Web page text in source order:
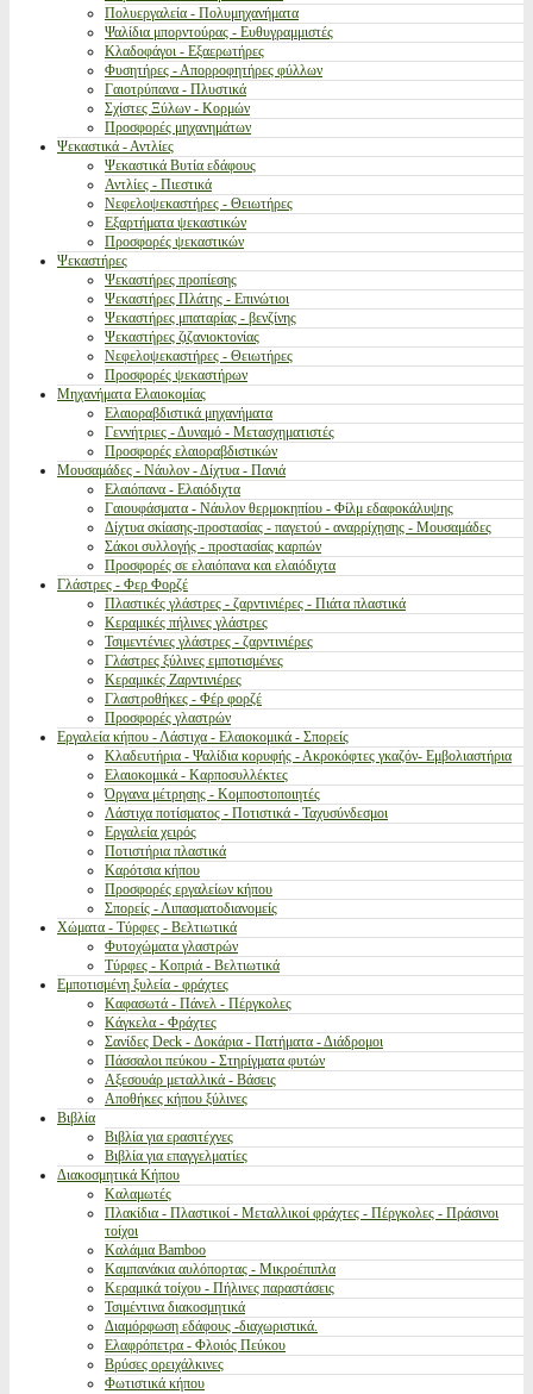
Πολυεργαλεία - Πολυμηχανήματα
Ψαλίδια μπορντούρας - Ευθυγραμμιστές
Κλαδοφάγοι - Εξαερωτήρες
Φυσητήρες - Απορροφητήρες φύλλων
Γαιοτρύπανα - Πλυστικά
Σχίστες Ξύλων - Κορμών
Προσφορές μηχανημάτων
Ψεκαστικά - Αντλίες
Ψεκαστικά Βυτία εδάφους
Αντλίες - Πιεστικά
Νεφελοψεκαστήρες - Θειωτήρες
Εξαρτήματα ψεκαστικών
Προσφορές ψεκαστικών
Ψεκαστήρες
Ψεκαστήρες προπίεσης
Ψεκαστήρες Πλάτης - Επινώτιοι
Ψεκαστήρες μπαταρίας - βενζίνης
Ψεκαστήρες ζιζανιοκτονίας
Νεφελοψεκαστήρες - Θειωτήρες
Προσφορές ψεκαστήρων
Μηχανήματα Ελαιοκομίας
Ελαιοραβδιστικά μηχανήματα
Γεννήτριες - Δυναμό - Μετασχηματιστές
Προσφορές ελαιοραβδιστικών
Μουσαμάδες - Νάυλον - Δίχτυα - Πανιά
Ελαιόπανα - Ελαιόδιχτα
Γαιουφάσματα - Νάυλον θερμοκηπίου - Φίλμ εδαφοκάλυψης
Δίχτυα σκίασης-προστασίας - παγετού - αναρρίχησης - Μουσαμάδες
Σάκοι συλλογής - προστασίας καρπών
Προσφορές σε ελαιόπανα και ελαιόδιχτα
Γλάστρες - Φερ Φορζέ
Πλαστικές γλάστρες - ζαρντινιέρες - Πιάτα πλαστικά
Κεραμικές πήλινες γλάστρες
Τσιμεντένιες γλάστρες - ζαρντινιέρες
Γλάστρες ξύλινες εμποτισμένες
Κεραμικές Ζαρντινιέρες
Γλαστροθήκες - Φέρ φορζέ
Προσφορές γλαστρών
Εργαλεία κήπου - Λάστιχα - Ελαιοκομικά - Σπορείς
Κλαδευτήρια - Ψαλίδια κορυφής - Ακροκόφτες γκαζόν- Εμβολιαστήρια
Ελαιοκομικά - Καρποσυλλέκτες
Όργανα μέτρησης - Κομποστοποιητές
Λάστιχα ποτίσματος - Ποτιστικά - Ταχυσύνδεσμοι
Εργαλεία χειρός
Ποτιστήρια πλαστικά
Καρότσια κήπου
Προσφορές εργαλείων κήπου
Σπορείς - Λιπασματοδιανομείς
Χώματα - Τύρφες - Βελτιωτικά
Φυτοχώματα γλαστρών
Τύρφες - Κοπριά - Βελτιωτικά
Εμποτισμένη ξυλεία - φράχτες
Καφασωτά - Πάνελ - Πέργκολες
Κάγκελα - Φράχτες
Σανίδες Deck - Δοκάρια - Πατήματα - Διάδρομοι
Πάσσαλοι πεύκου - Στηρίγματα φυτών
Αξεσουάρ μεταλλικά - Βάσεις
Αποθήκες κήπου ξύλινες
Βιβλία
Βιβλία για ερασιτέχνες
Βιβλία για επαγγελματίες
Διακοσμητικά Κήπου
Καλαμωτές
Πλακίδια - Πλαστικοί - Μεταλλικοί φράχτες - Πέργκολες - Πράσινοι
τοίχοι
Καλάμια Bamboo
Καμπανάκια αυλόπορτας - Μικροέπιπλα
Κεραμικά τοίχου - Πήλινες παραστάσεις
Τσιμέντινα διακοσμητικά
Διαμόρφωση εδάφους -διαχωριστικά.
Ελαφρόπετρα - Φλοιός Πεύκου
Βρύσες ορειχάλκινες
Φωτιστικά κήπου